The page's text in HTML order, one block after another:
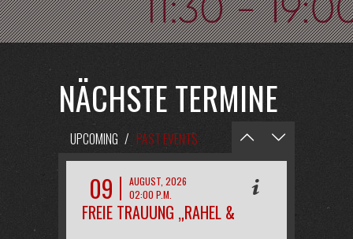
NÄCHSTE TERMINE
UPCOMING / PAST EVENTS
09
AUGUST, 2026
02:00 P.M.
FREIE TRAUUNG „RAHEL &